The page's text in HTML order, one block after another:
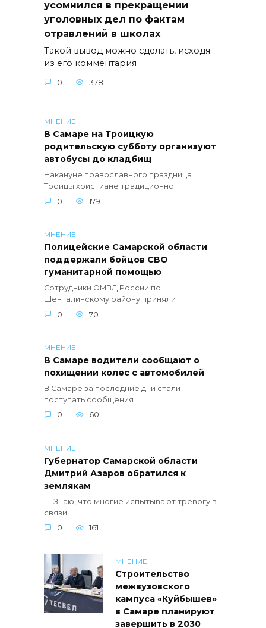
усомнился в прекращении
уголовных дел по фактам
отравлений в школах
Такой вывод можно сделать, исходя
из его комментария
0 378
МНЕНИЕ
В Самаре на Троицкую
родительскую субботу организуют
автобусы до кладбищ
Накануне православного праздница
Троицы христиане традиционно
0
179
МНЕНИЕ
Полицейские Самарской области
поддержали бойцов СВО
гуманитарной помощью
Сотрудники ОМВД России по
Шенталинскому району приняли
0
70
МНЕНИЕ
В Самаре водители сообщают о
похищении колес с автомобилей
В Самаре за последние дни стали
поступать сообщения
0
60
МНЕНИЕ
Губернатор Самарской области
Дмитрий Азаров обратился к
землякам
— Знаю, что многие испытывают тревогу в
связи
0
161
МНЕНИЕ
Строительство
межвузовского
кампуса «Куйбышев»
в Самаре планируют
завершить в 2030